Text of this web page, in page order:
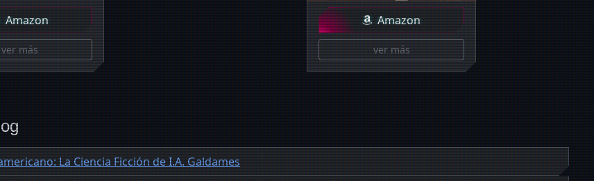
Amazon
ver más
Amazon
ver más
La Ciencia Ficción de I.A. Galdames